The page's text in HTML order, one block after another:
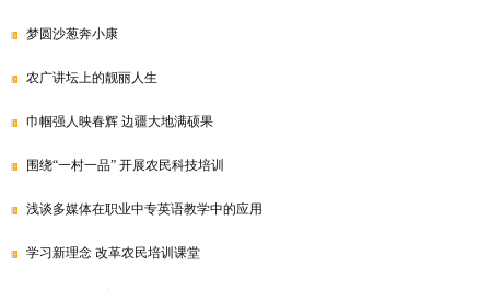
梦圆沙葱奔小康
农广讲坛上的靓丽人生
巾帼强人映春辉 边疆大地满硕果
围绕“一村一品” 开展农民科技培训
浅谈多媒体在职业中专英语教学中的应用
学习新理念 改革农民培训课堂